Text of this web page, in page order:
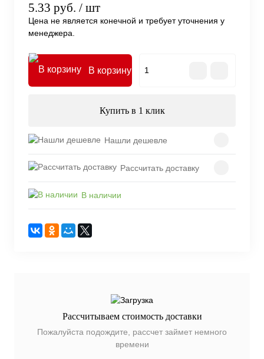
5.33 руб. / шт
Цена не является конечной и требует уточнения у
менеджера.
В корзину
Купить в 1 клик
Нашли дешевле
Рассчитать доставку
В наличии
Рассчитываем стоимость доставки
Пожалуйста подождите, рассчет займет немного
времени